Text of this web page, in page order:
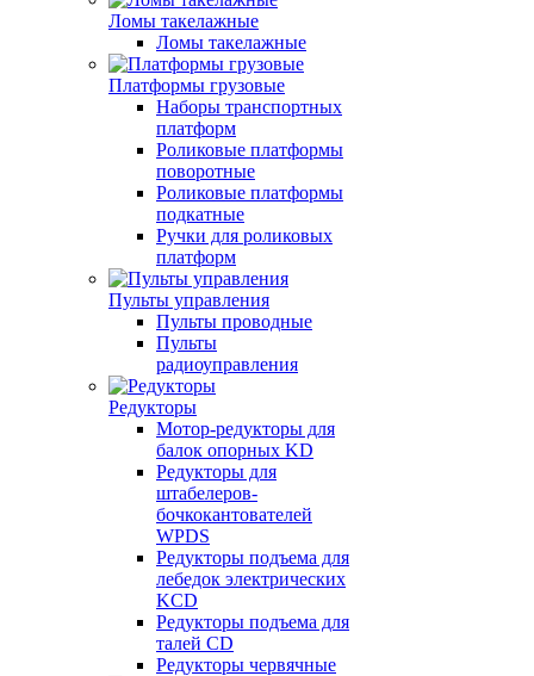
Ломы такелажные
Ломы такелажные
Платформы грузовые
Наборы транспортных
платформ
Роликовые платформы
поворотные
Роликовые платформы
подкатные
Ручки для роликовых
платформ
Пульты управления
Пульты проводные
Пульты
радиоуправления
Редукторы
Мотор-редукторы для
балок опорных KD
Редукторы для
штабелеров-
бочкокантователей
WPDS
Редукторы подъема для
лебедок электрических
KCD
Редукторы подъема для
талей CD
Редукторы червячные